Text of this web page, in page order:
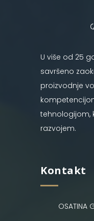
U više od 25
savršeno
proizvodnje
tehnologijom,
razvojem.
Kontakt
OSATINA